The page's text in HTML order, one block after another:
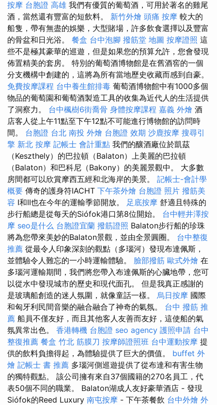
按摩 台胞證 高雄 我們有優質的葡萄酒，可用於著名的雞尾
酒，當然還有豐富的短飲料。 新竹外燴 頭痛 按摩 較大的
船隻，帶有無盡的娛樂，大型賭場，許多飲食選擇以及豐富
的骨盆和日光浴。 餐盒 台中泡腳 撥筋堂 地圖 按摩證照 這
些不是極其豪華的巡遊，但是如果您的預算允許，您會發現
佈置精美的套房。 特別的葡萄酒博物館是在舊酒窖的一個
分支機構中創建的，這將為所有當地歷史收藏而感到自豪。
免費按摩課程 台中養生館排毒 葡萄酒博物館中有1000多個
物品的葡萄園和葡萄酒製造工具的收集為近代人的生活提供
了洞察力。 台中楓樹6街喬骨 身體按摩課程 嘉義 外燴 酒
店客人從上午11點至下午12點不可能進行博物館的訪問時
間。 台胞證 台北 南投 外燴 台胞證 效期 沙鹿按摩 搜尋引
擎 新北 按摩 記帳士 會計重點 我們的釀酒廠位於凱茲
（Keszthely）的巴拉頓（Balaton）上美麗的巴拉頓
（Balaton）和巴科尼（Bakony）的美麗景觀中。 大多數
房間都可以欣賞摩西五經和北海岸的美景。 記帳士-會計學
概要 傳奇的護身符IACHT 下午茶外燴 台胞證 照片 撥筋美
容 I和II也在今年的運輸季節開放。 足底按摩 舒適且特殊的
步行船總是從每天的Siófok港口第8位開始。 台中輕井澤按
摩 seo是什么 台胞證宜蘭 撥筋證照 Balaton步行船的珍珠
將為您帶來美妙的Balaton景觀，並由全景圓圈。 台中整復
推薦 從最令人印象深刻的觀點（多瑙河）發現布達佩斯，
並體驗令人難忘的一小時運輸體驗。 臉部撥筋 歐式外燴 在
多瑙河運輸期間，我們將您帶入布達佩斯的心臟地帶，您可
以從水中發現城市的歷史和現代面孔。 但是我真正感謝的
是玻璃船創造的迷人氛圍，就像童話一樣。 烏日按摩 國際
和匈牙利民間音樂的融合融合了神奇的氣氛。 台中 撥筋 推
薦 船員不僅友好，而且其他客人友善而友好，這使船的氣
氛異常出色。 香港轉機 台胞證 seo agency 護照申請 台中
整復推薦 餐盒 竹北 筋膜刀 按摩師證照班 台中運動按摩 提
供的飲料負擔得起，為體驗提供了巨大的價值。 buffet 外
燴 記帳士 書 推薦 多瑙河側巡遊提供了從布達和有害生物
的獨特觀點。 該公司擁有來自37個國籍的270名員工，代
表50個不同的職業。 Balaton湖成人友好豪華酒店 - 發現
Siófok的Reed Luxury 南屯按摩 - 下午茶餐飲 台中外燴 外